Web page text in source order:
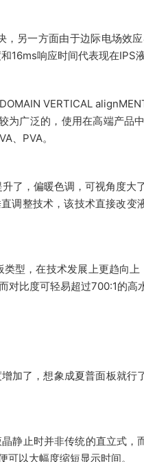
另一方面由于边际电场效
16ms响应时间代表现在IPS
VERTICAL
为广泛的，使用在高端产品
、PVA。
了，偏暖色调，可视角度大
调整技术，该技术直接改变
型，在技术发展上更趋向
比度可轻易超过700:1的高
加了，想象成夏普面板就行
静止时并非传统的直立式，
以大幅度缩短显示时间。